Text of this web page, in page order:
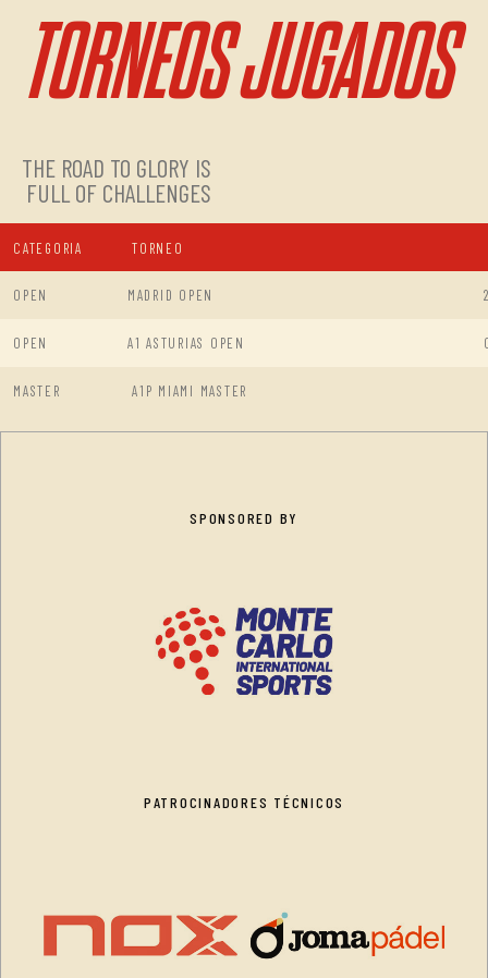
TORNEOS JUGADOS
THE ROAD TO GLORY IS
FULL OF CHALLENGES
CATEGORIA TORNEO
OPEN MADRID OPEN
OPEN A1 ASTURIAS OPEN
MASTER A1P MIAMI MASTER
SPONSORED BY
PATROCINADORES TÉCNICOS